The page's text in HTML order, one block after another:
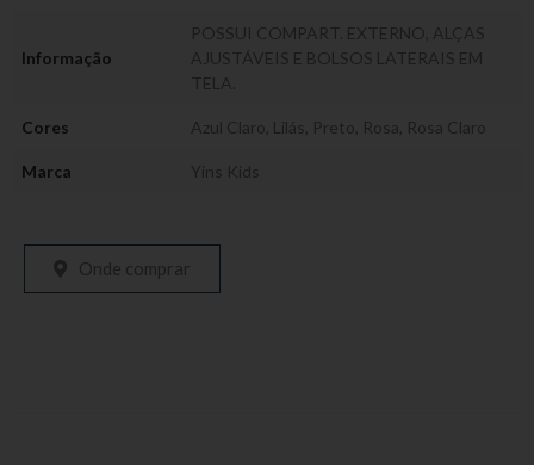
Informação
POSSUI COMPART. EXTERNO, ALÇAS
AJUSTÁVEIS E BOLSOS LATERAIS EM
TELA.
Cores Azul Claro Lilás Preto Rosa Rosa Claro
Marca Yins Kids
Onde comprar